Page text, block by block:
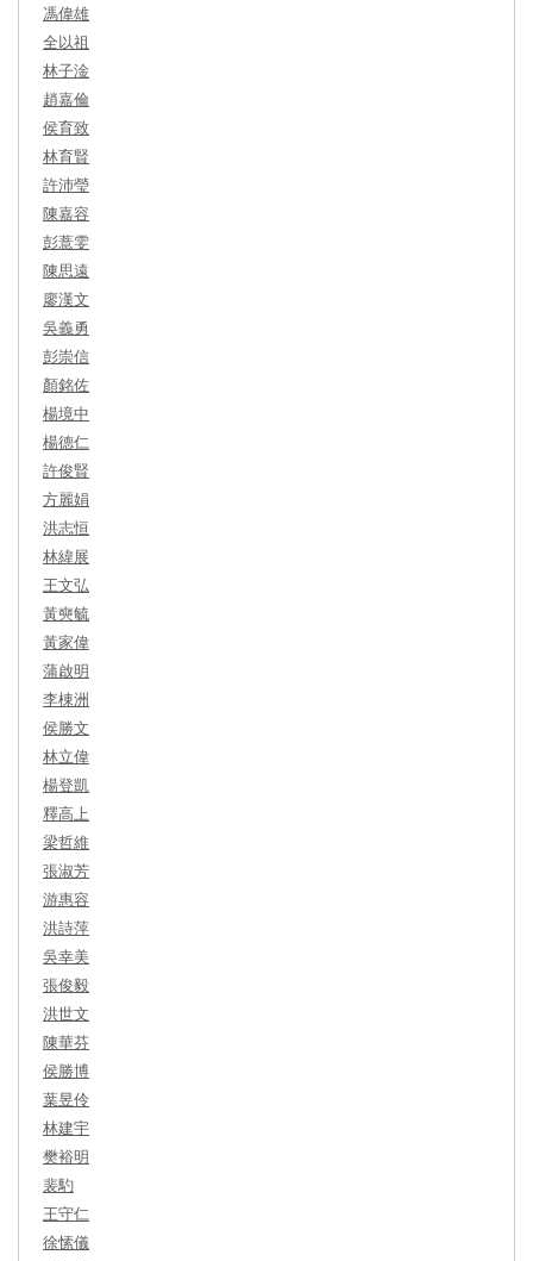
馮偉雄
全以祖
林子淦
趙嘉倫
侯育致
林育賢
許沛瑩
陳嘉容
彭薏雯
陳思遠
廖漢文
吳義勇
彭崇信
顏銘佐
楊境中
楊德仁
許俊賢
方麗娟
洪志恒
林緯展
王文弘
黃奭毓
黃家偉
蒲啟明
李棟洲
侯勝文
林立偉
楊登凱
釋高上
梁哲維
張淑芳
游惠容
洪詩萍
吳幸美
張俊毅
洪世文
陳華芬
侯勝博
葉昱伶
林建宇
樊裕明
裴馰
王守仁
徐愫儀